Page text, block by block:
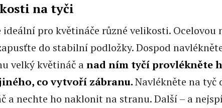
na tyči
ideální pro květináče různé velikosti. Ocelovou
do stabilní podložky. Dospod
velký květináč anad ním tyčí provlékněte
co vytvoří zábranu.Navlékněte na tyč
a nechte ho naklonit na stranu. Další – a